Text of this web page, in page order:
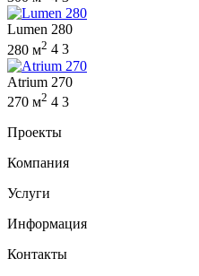
Lumen 280
280 м2 4 3
Atrium 270
270 м2 4 3
Проекты
Компания
Услуги
Информация
Контакты